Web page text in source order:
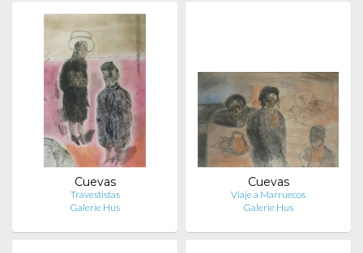
Cuevas
Travestistas
Galerie Hus
Cuevas
Viaje a Marruecos
Galerie Hus